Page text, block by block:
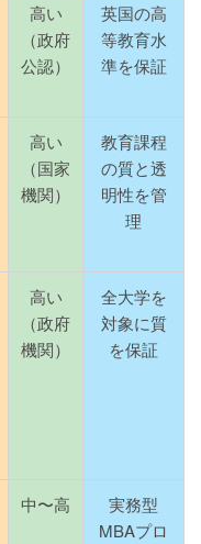
高い
（政府
公認）
英国の高
等教育水
準を保証
高い
（国家
機関）
教育課程
の質と透
明性を管
理
高い
（政府
機関）
全大学を
対象に質
を保証
中〜高
実務型
MBAプロ